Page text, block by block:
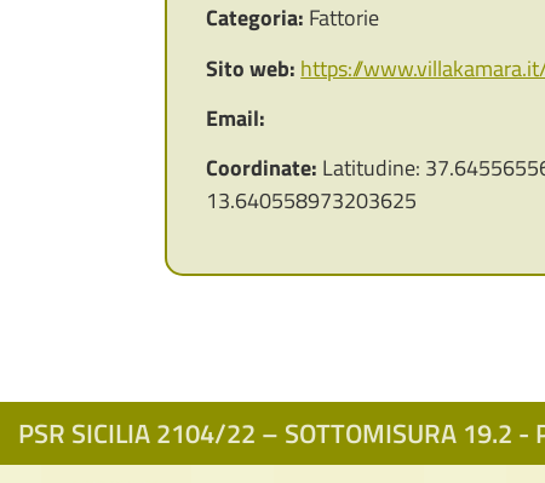
Categoria: Fattorie
Sito web: https://
Email:
Coordinate: Latitudine:
13.640558973203625
PSR SICILIA 2104/22 – SOTTOMISURA 19.2